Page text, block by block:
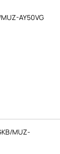
AY50VG